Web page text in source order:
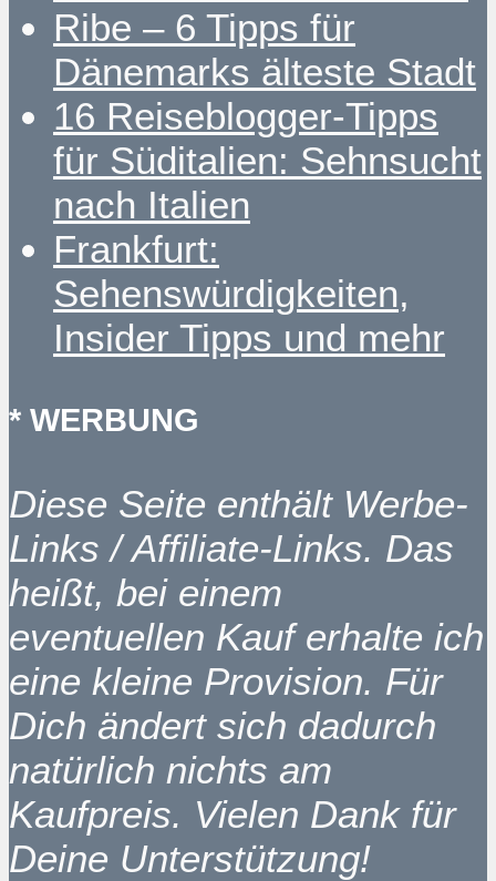
Ribe – 6 Tipps für
Dänemarks älteste Stadt
16 Reiseblogger-Tipps
für Süditalien: Sehnsucht
nach Italien
Frankfurt:
Sehenswürdigkeiten,
Insider Tipps und mehr
* WERBUNG
Diese Seite enthält Werbe-
Links / Affiliate-Links. Das
heißt, bei einem
eventuellen Kauf erhalte ich
eine kleine Provision. Für
Dich ändert sich dadurch
natürlich nichts am
Kaufpreis. Vielen Dank für
Deine Unterstützung!